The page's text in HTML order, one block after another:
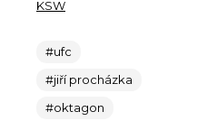
KSW
#ufc
#jiří procházka
#oktagon